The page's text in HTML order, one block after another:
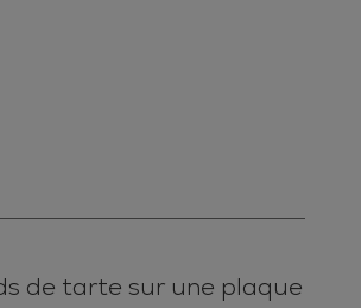
de tarte sur une plaque